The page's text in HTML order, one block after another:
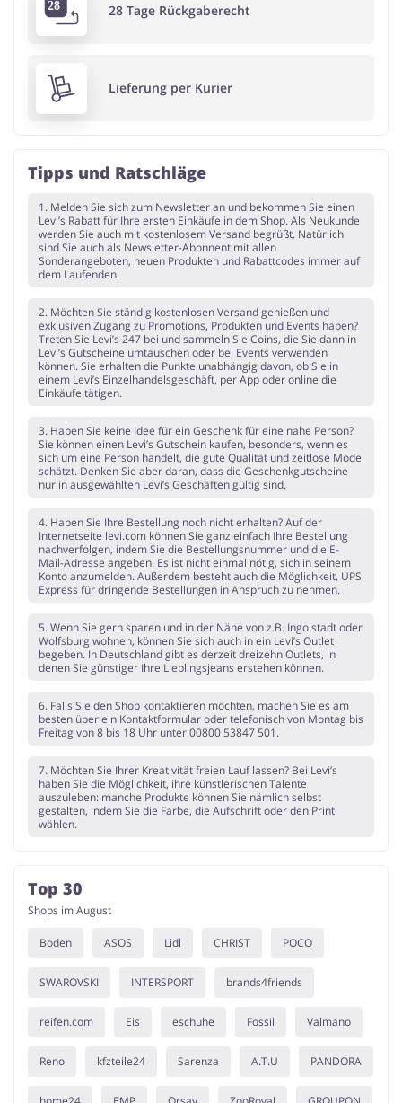
28 Tage Rückgaberecht
Lieferung per Kurier
Tipps und Ratschläge
1. Melden Sie sich zum Newsletter an und bekommen Sie einen
Levi’s Rabatt für Ihre ersten Einkäufe in dem Shop. Als Neukunde
werden Sie auch mit kostenlosem Versand begrüßt. Natürlich
sind Sie auch als Newsletter-Abonnent mit allen
Sonderangeboten, neuen Produkten und Rabattcodes immer auf
dem Laufenden.
2. Möchten Sie ständig kostenlosen Versand genießen und
exklusiven Zugang zu Promotions, Produkten und Events haben?
Treten Sie Levi’s 247 bei und sammeln Sie Coins, die Sie dann in
Levi’s Gutscheine umtauschen oder bei Events verwenden
können. Sie erhalten die Punkte unabhängig davon, ob Sie in
einem Levi’s Einzelhandelsgeschäft, per App oder online die
Einkäufe tätigen.
3. Haben Sie keine Idee für ein Geschenk für eine nahe Person?
Sie können einen Levi’s Gutschein kaufen, besonders, wenn es
sich um eine Person handelt, die gute Qualität und zeitlose Mode
schätzt. Denken Sie aber daran, dass die Geschenkgutscheine
nur in ausgewählten Levi’s Geschäften gültig sind.
4. Haben Sie Ihre Bestellung noch nicht erhalten? Auf der
Internetseite levi.com können Sie ganz einfach Ihre Bestellung
nachverfolgen, indem Sie die Bestellungsnummer und die E-
Mail-Adresse angeben. Es ist nicht einmal nötig, sich in seinem
Konto anzumelden. Außerdem besteht auch die Möglichkeit, UPS
Express für dringende Bestellungen in Anspruch zu nehmen.
5. Wenn Sie gern sparen und in der Nähe von z.B. Ingolstadt oder
Wolfsburg wohnen, können Sie sich auch in ein Levi’s Outlet
begeben. In Deutschland gibt es derzeit dreizehn Outlets, in
denen Sie günstiger Ihre Lieblingsjeans erstehen können.
6. Falls Sie den Shop kontaktieren möchten, machen Sie es am
besten über ein Kontaktformular oder telefonisch von Montag bis
Freitag von 8 bis 18 Uhr unter 00800 53847 501.
7. Möchten Sie Ihrer Kreativität freien Lauf lassen? Bei Levi’s
haben Sie die Möglichkeit, ihre künstlerischen Talente
auszuleben: manche Produkte können Sie nämlich selbst
gestalten, indem Sie die Farbe, die Aufschrift oder den Print
wählen.
Top 30
Shops im August
Boden ASOS Lidl CHRIST POCO
SWAROVSKI INTERSPORT brands4friends
reifen.com Eis eschuhe Fossil Valmano
Reno kfzteile24 Sarenza A.T.U PANDORA